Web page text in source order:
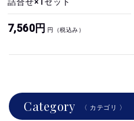
7,560円 円（税込み）
Category 〈 カテゴリ 〉